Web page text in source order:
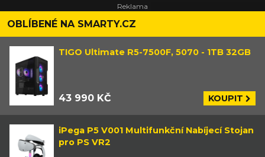
OBLÍBENÉ NA SMARTY.CZ
TIGO Ultimate R5-7500F, 5070 - 1TB 32GB
43 990 KČ KOUPIT
iPega P5 V001 Multifunkční Nabíjecí Stojan
pro PS VR2